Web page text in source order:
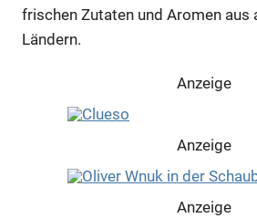
frischen Zutaten und Aromen aus
Ländern.
Anzeige
Anzeige
Anzeige